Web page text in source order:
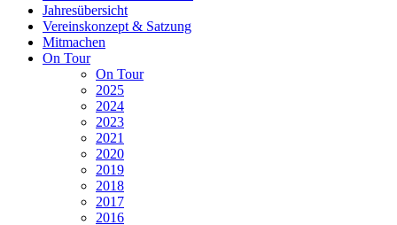
Jahresübersicht
Vereinskonzept & Satzung
Mitmachen
On Tour
On Tour
2025
2024
2023
2021
2020
2019
2018
2017
2016